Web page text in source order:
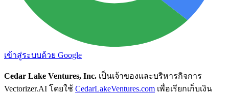
เข้าสู่ระบบด้วย Google
Cedar Lake Ventures, Inc. เป็นเจ้าของและบริหารกิจการ
Vectorizer.AI โดยใช้ CedarLakeVentures.com เพื่อเรียกเก็บเงิน